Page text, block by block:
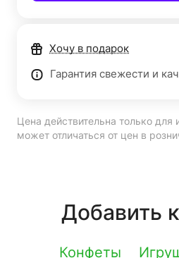
Хочу в подарок
Гарантия свежести и
Цена действительна только для
может отличаться от цен в
Добавить
Конфеты